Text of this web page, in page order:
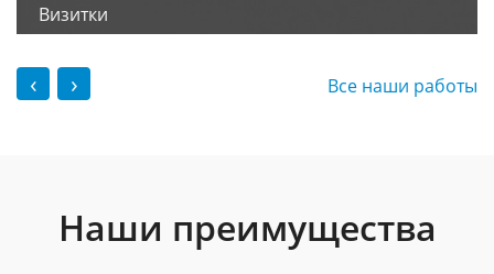
Визитки
‹ › Все наши работы
Наши преимущества